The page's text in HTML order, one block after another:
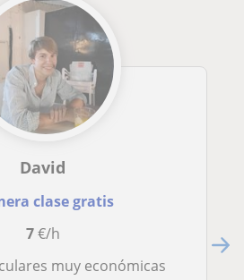
David
clase gratis
7€/h
muy económicas